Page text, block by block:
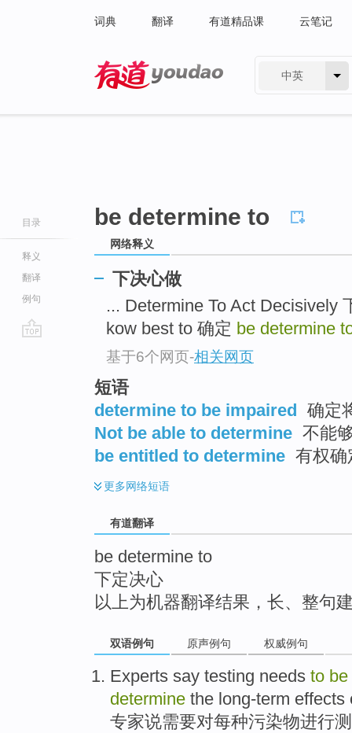
词典 翻译 有道精品课 云笔记
中英
目录
释义
翻译
例句
be determine to
网络释义
下决心做
... Determine To Act Decisively
kow best to 确定 be determine
基于6个网页-相关网页
短语
determine to be impaired 确定
Not be able to determine 不能
be entitled to determine 有权确
更多网络短语
有道翻译
be determine to
下定决心
以上为机器翻译结果，长、整句
双语例句 原声例句 权威例句
Experts say testing needs to be
determine the long-term effects
专家说需要对每种污染物进行